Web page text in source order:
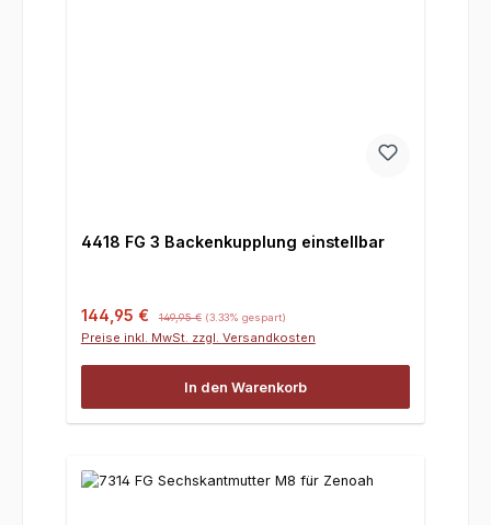
4418 FG 3 Backenkupplung einstellbar
Verkaufspreis:
144,95 € Regulärer Preis:
149,95 € (3.33% gespart)
Preise inkl. MwSt. zzgl. Versandkosten
In den Warenkorb